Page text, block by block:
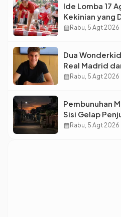
Ide Lomba 17
Kekinian yang
Makin Pecah
calendar_monthRabu, 5 Agt 2026
Dua
Real Madrid
Bintang Baru
calendar_monthRabu, 5 Agt 2026
Pembunuhan
Sisi Gelap
Dingin
calendar_monthRabu, 5 Agt 2026